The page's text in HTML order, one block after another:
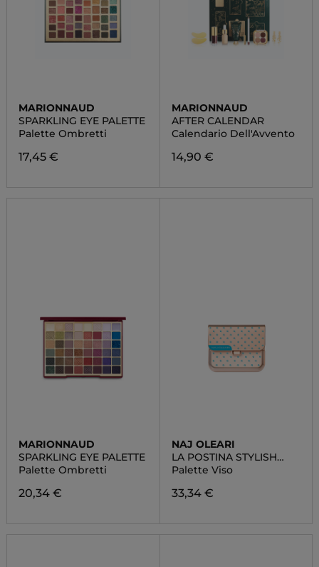
MARIONNAUD
SPARKLING EYE PALETTE
Palette Ombretti
17,45 €
MARIONNAUD
AFTER CALENDAR
Calendario Dell'Avvento
14,90 €
MARIONNAUD
SPARKLING EYE PALETTE
Palette Ombretti
20,34 €
NAJ OLEARI
LA POSTINA STYLISH
POP SMALL
Palette Viso
33,34 €